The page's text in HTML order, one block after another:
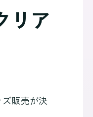
リア
販売が決